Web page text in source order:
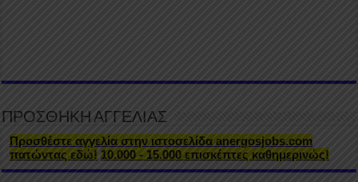
ΠΡΟΣΘΗΚΗ ΑΓΓΕΛΙΑΣ
Προσθέστε αγγελία στην ιστοσελίδα anergosjobs.com
πατώντας εδώ! 10.000 - 15.000 επισκέπτες καθημερινώς!